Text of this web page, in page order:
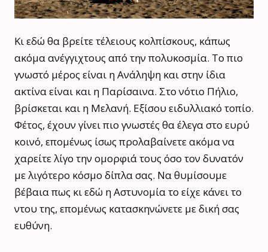
Κι εδώ θα βρείτε τέλειους κολπίσκους, κάπως
ακόμα ανέγγιχτους από την πολυκοσμία. Το πιο
γνωστό μέρος είναι η Ανάληψη και στην ίδια
ακτίνα είναι και η Παρίσαινα. Στο νότιο Πήλιο,
βρίσκεται και η Μελανή. Εξίσου ειδυλλιακό τοπίο.
Φέτος, έχουν γίνει πιο γνωστές θα έλεγα στο ευρύ
κοινό, επομένως ίσως προλαβαίνετε ακόμα να
χαρείτε λίγο την ομορφιά τους όσο τον δυνατόν
με λιγότερο κόσμο δίπλα σας. Να θυμίσουμε
βέβαια πως κι εδώ η Αστυνομία το είχε κάνει το
ντου της, επομένως κατασκηνώνετε με δική σας
ευθύνη.